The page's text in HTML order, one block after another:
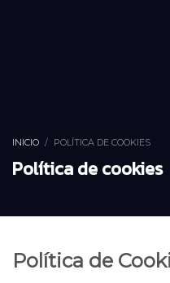
INICIO POLÍTICA DE COOKIES
Política de cookies
Política de